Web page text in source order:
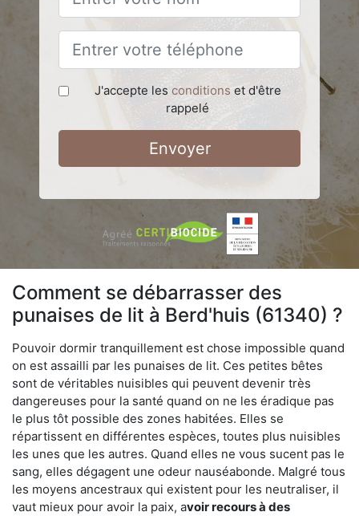
J'accepte les conditions et d'être
rappelé
Envoyer
Comment se débarrasser des
punaises de lit à Berd'huis (61340) ?
Pouvoir dormir tranquillement est chose impossible quand
on est assailli par les punaises de lit. Ces petites bêtes
sont de véritables nuisibles qui peuvent devenir très
dangereuses pour la santé quand on ne les éradique pas
le plus tôt possible des zones habitées. Elles se
répartissent en différentes espèces, toutes plus nuisibles
les unes que les autres. Quand elles ne vous sucent pas le
sang, elles dégagent une odeur nauséabonde. Malgré tous
les moyens ancestraux qui existent pour les neutraliser, il
vaut mieux pour avoir la paix, avoir recours à des